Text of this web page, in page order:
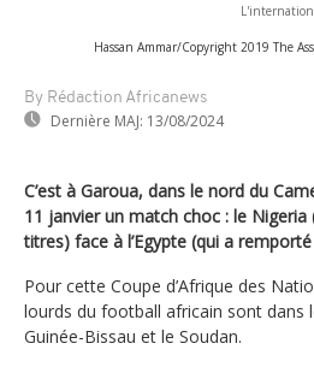
Hassan Ammar/Copyright 2019 The
By Rédaction Africanews
Dernière MAJ: 13/08/2024
C’est à Garoua, dans le nord du
11 janvier un match choc : le
titres) face à l’Egypte (qui a
Pour cette Coupe d’Afrique des
lourds du football africain sont dans
Guinée-Bissau et le Soudan.